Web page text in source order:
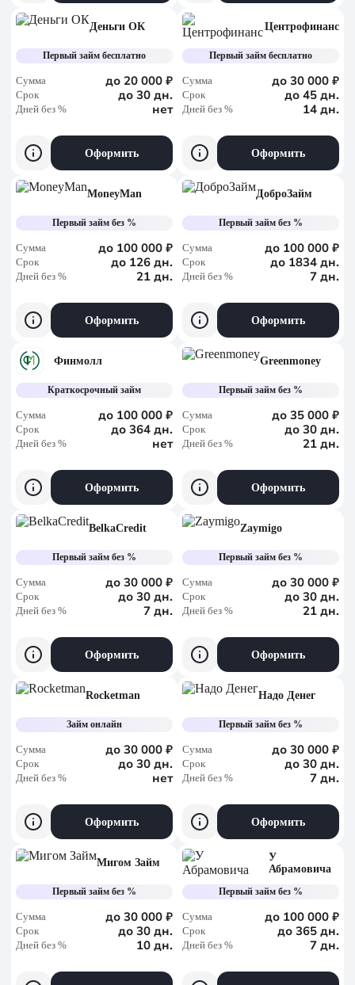
Деньги ОК
Первый займ бесплатно
Сумма до 20 000 ₽
Срок до 30 дн.
Дней без % нет
Оформить
Центрофинанс
Первый займ бесплатно
Сумма до 30 000 ₽
Срок до 45 дн.
Дней без % 14 дн.
Оформить
MoneyMan
Первый займ без %
Сумма до 100 000 ₽
Срок до 126 дн.
Дней без % 21 дн.
Оформить
ДоброЗайм
Первый займ без %
Сумма до 100 000 ₽
Срок до 1834 дн.
Дней без % 7 дн.
Оформить
Финмолл
Краткосрочный займ
Сумма до 100 000 ₽
Срок до 364 дн.
Дней без % нет
Оформить
Greenmoney
Первый займ без %
Сумма до 35 000 ₽
Срок до 30 дн.
Дней без % 21 дн.
Оформить
BelkaCredit
Первый займ без %
Сумма до 30 000 ₽
Срок до 30 дн.
Дней без % 7 дн.
Оформить
Zaymigo
Первый займ без %
Сумма до 30 000 ₽
Срок до 30 дн.
Дней без % 21 дн.
Оформить
Rocketman
Займ онлайн
Сумма до 30 000 ₽
Срок до 30 дн.
Дней без % нет
Оформить
Надо Денег
Первый займ без %
Сумма до 30 000 ₽
Срок до 30 дн.
Дней без % 7 дн.
Оформить
Мигом Займ
Первый займ без %
Сумма до 30 000 ₽
Срок до 30 дн.
Дней без % 10 дн.
У
Абрамовича
Первый займ без %
Сумма до 100 000 ₽
Срок до 365 дн.
Дней без % 7 дн.